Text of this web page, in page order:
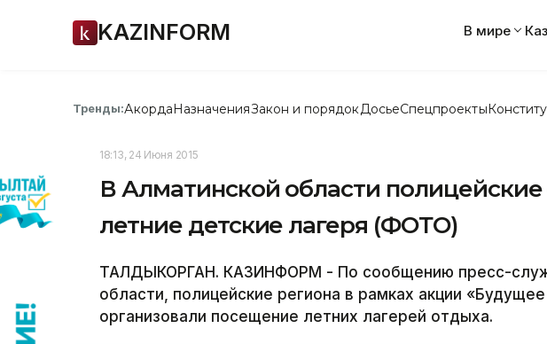
KAZINFORM В мире
Тренды:АкордаНазначенияЗакон и порядок ДосьеСпецпроекты
18:13, 24 Июня 2015
В Алматинской области полицейские
летние детские лагеря (ФОТО)
ТАЛДЫКОРГАН. КАЗИНФОРМ - По сообщению пресс-
области, полицейские региона в рамках акции
организовали посещение летних лагерей отдыха.